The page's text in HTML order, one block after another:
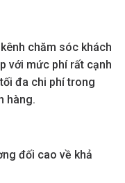
chăm sóc khách
với mức phí rất cạnh
đa chi phí trong
hàng.
đối cao về khả